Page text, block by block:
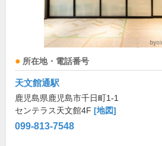
所在地・電話番号
天文館通駅
鹿児島県鹿児島市千日町1-1
センテラス天文館4F [地図]
099-813-7548